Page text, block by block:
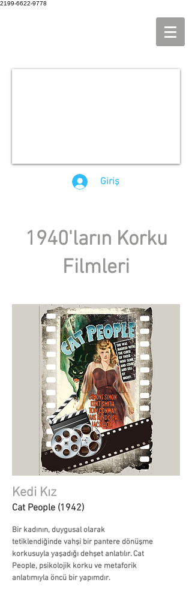
2199-6622-9778
Giriş
1940'ların Korku
Filmleri
Kedi Kız
Cat People (1942)
Bir kadının, duygusal olarak
tetiklendiğinde vahşi bir pantere dönüşme
korkusuyla yaşadığı dehşet anlatılır. Cat
People, psikolojik korku ve metaforik
anlatımıyla öncü bir yapımdır.